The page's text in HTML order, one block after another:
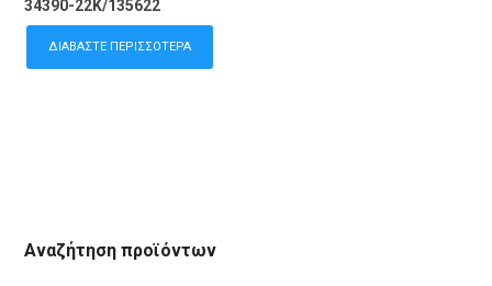
34390-22K/135622
ΔΙΑΒΆΣΤΕ ΠΕΡΙΣΣΌΤΕΡΑ
Αναζήτηση προϊόντων